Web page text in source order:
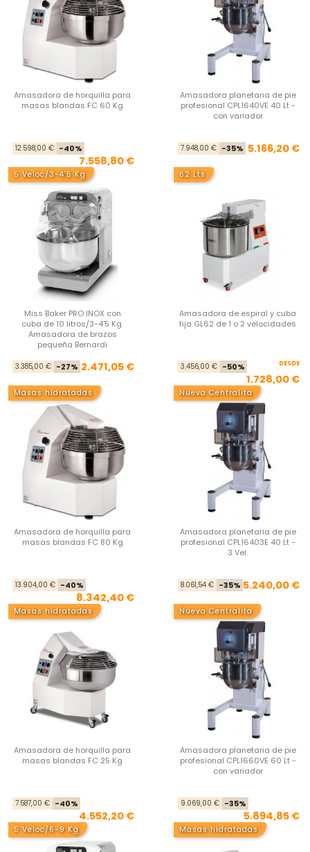
Amasadora de horquilla para
masas blandas FC 60 Kg
Precio base
12.598,00 € -40%
7.558,80 €
Amasadora planetaria de pie
profesional CPL1640VE 40 Lt -
con variador
7.948,00 € -35% 5.166,20 €
5 Veloc/3-4'5 Kg
Miss Baker PRO INOX con
cuba de 10 litros/3-4'5 Kg.
Amasadora de brazos
pequeña Bernardi
Precio base
3.385,00 € -27% Precio
2.471,05 €
62 Lts
Amasadora de espiral y cuba
fija GL62 de 1 o 2 velocidades
3.456,00 € -50% DESDE
1.728,00 €
Masas hidratadas
Amasadora de horquilla para
masas blandas FC 80 Kg
Precio base
13.904,00 € -40%
8.342,40 €
Nueva Centralita
Amasadora planetaria de pie
profesional CPL16403E 40 Lt -
3 Vel.
8.061,54 € -35% 5.240,00 €
Masas hidratadas
Amasadora de horquilla para
masas blandas FC 25 Kg
Precio base
7.587,00 € -40%
4.552,20 €
Nueva Centralita
Amasadora planetaria de pie
profesional CPL1660VE 60 Lt -
con variador
9.069,00 € -35%
5.894,85 €
5 Veloc/6-9 Kg Masas hidratadas